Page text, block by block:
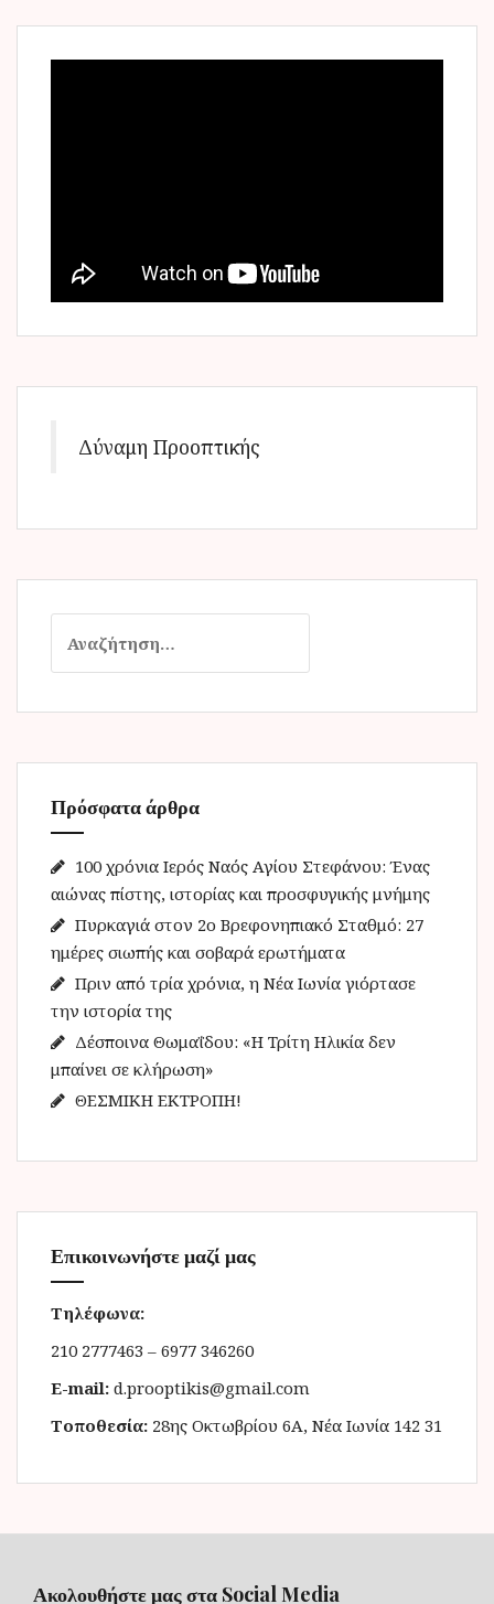
Δύναμη Προοπτικής
α
τ
σ
η
γ
ι
α
Πρόσφατα άρθρα
100 χρόνια Ιερός Ναός Αγίου Στεφάνου: Ένας
αιώνας πίστης, ιστορίας και προσφυγικής μνήμης
Πυρκαγιά στον 2ο Βρεφονηπιακό Σταθμό: 27
ημέρες σιωπής και σοβαρά ερωτήματα
Πριν από τρία χρόνια, η Νέα Ιωνία γιόρτασε
την ιστορία της
Δέσποινα Θωμαΐδου: «Η Τρίτη Ηλικία δεν
μπαίνει σε κλήρωση»
ΘΕΣΜΙΚΗ ΕΚΤΡΟΠΗ!
Επικοινωνήστε μαζί μας
Τηλέφωνα:
210 2777463 – 6977 346260
E-mail: d.prooptikis@gmail.com
Τοποθεσία: 28ης Οκτωβρίου 6Α, Νέα Ιωνία 142 31
Ακολουθήστε μας στα Social Media